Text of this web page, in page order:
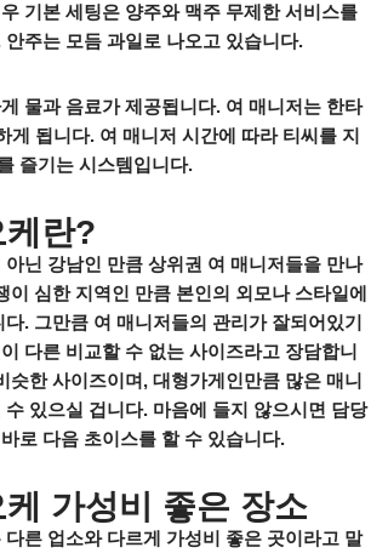
기본 세팅은 양주와 맥주 무제한 서비스를
주는 모듬 과일로 나오고 있습니다.
물과 음료가 제공됩니다. 여 매니저는 한타
게 됩니다. 여 매니저 시간에 따라 티씨를 지
즐기는 시스템입니다.
란?
닌 강남인 만큼 상위권 여 매니저들을 만나
이 심한 지역인 만큼 본인의 외모나 스타일에
. 그만큼 여 매니저들의 관리가 잘되어있기
다른 비교할 수 없는 사이즈라고 장담합니
슷한 사이즈이며, 대형가게인만큼 많은 매니
있으실 겁니다. 마음에 들지 않으시면 담당
로 다음 초이스를 할 수 있습니다.
가성비 좋은 장소
른 업소와 다르게 가성비 좋은 곳이라고 말